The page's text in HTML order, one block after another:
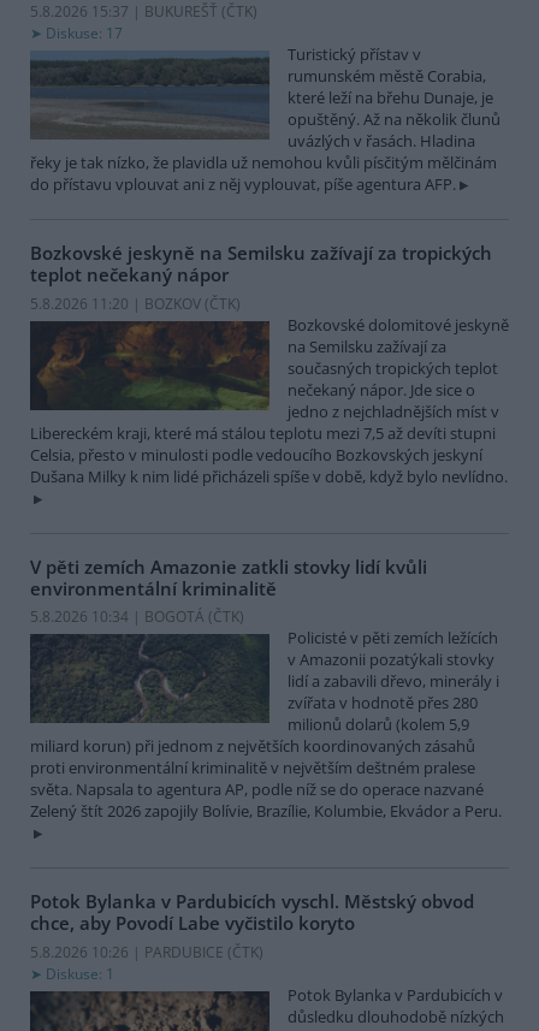
5.8.2026 15:37 | BUKUREŠŤ (ČTK)
Diskuse: 17
Turistický přístav v
rumunském městě Corabia,
které leží na břehu Dunaje, je
opuštěný. Až na několik člunů
uvázlých v řasách. Hladina
řeky je tak nízko, že plavidla už nemohou kvůli písčitým mělčinám
do přístavu vplouvat ani z něj vyplouvat, píše agentura AFP.
Bozkovské jeskyně na Semilsku zažívají za tropických
teplot nečekaný nápor
5.8.2026 11:20 | BOZKOV (ČTK)
Bozkovské dolomitové jeskyně
na Semilsku zažívají za
současných tropických teplot
nečekaný nápor. Jde sice o
jedno z nejchladnějších míst v
Libereckém kraji, které má stálou teplotu mezi 7,5 až devíti stupni
Celsia, přesto v minulosti podle vedoucího Bozkovských jeskyní
Dušana Milky k nim lidé přicházeli spíše v době, když bylo nevlídno.
V pěti zemích Amazonie zatkli stovky lidí kvůli
environmentální kriminalitě
5.8.2026 10:34 | BOGOTÁ (ČTK)
Policisté v pěti zemích ležících
v Amazonii pozatýkali stovky
lidí a zabavili dřevo, minerály i
zvířata v hodnotě přes 280
milionů dolarů (kolem 5,9
miliard korun) při jednom z největších koordinovaných zásahů
proti environmentální kriminalitě v největším deštném pralese
světa. Napsala to agentura AP, podle níž se do operace nazvané
Zelený štít 2026 zapojily Bolívie, Brazílie, Kolumbie, Ekvádor a Peru.
Potok Bylanka v Pardubicích vyschl. Městský obvod
chce, aby Povodí Labe vyčistilo koryto
5.8.2026 10:26 | PARDUBICE (ČTK)
Diskuse: 1
Potok Bylanka v Pardubicích v
důsledku dlouhodobě nízkých